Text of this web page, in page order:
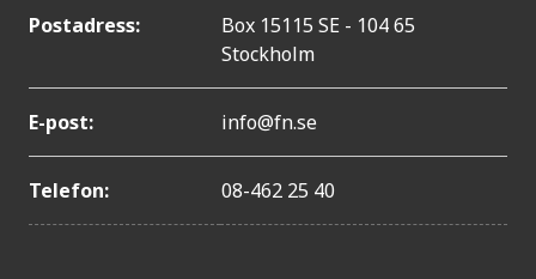
Postadress:
Box 15115 SE - 104 65
Stockholm
E-post: info@fn.se
Telefon: 08-462 25 40